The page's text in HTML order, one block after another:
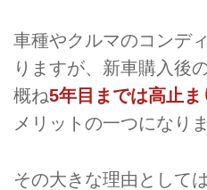
車種やクルマのコンデ
りますが、新車購入後
概ね5年目までは高止
メリットの一つになりま
その大きな理由として